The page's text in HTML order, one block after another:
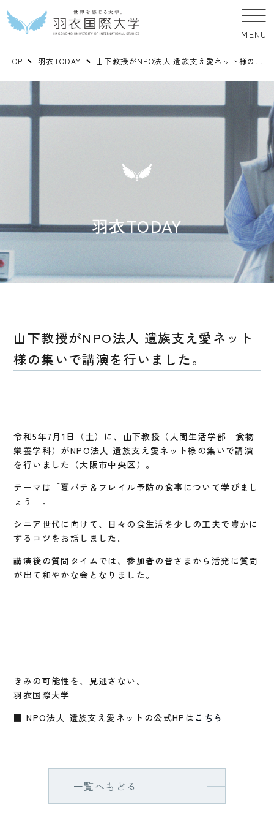
MENU
TOP 羽衣TODAY 山下教授がNPO法人 遺族支え愛ネット様の集いで講演を行いました。
羽衣TODAY
山下教授がNPO法人 遺族支え愛ネット
様の集いで講演を行いました。
令和5年7月1日（土）に、山下教授（人間生活学部 食物
栄養学科）がNPO法人 遺族支え愛ネット様の集いで講演
を行いました（大阪市中央区）。
テーマは「夏バテ＆フレイル予防の食事について学びまし
ょう」。
シニア世代に向けて、日々の食生活を少しの工夫で豊かに
するコツをお話しました。
講演後の質問タイムでは、参加者の皆さまから活発に質問
が出て和やかな会となりました。
きみの可能性を、見逃さない。
羽衣国際大学
■ NPO法人 遺族支え愛ネットの公式HPは こちら
一覧へもどる